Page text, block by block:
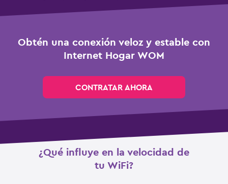
Obtén una conexión veloz y estable con
Internet Hogar WOM
CONTRATAR AHORA
¿Qué influye en la velocidad de
tu WiFi?